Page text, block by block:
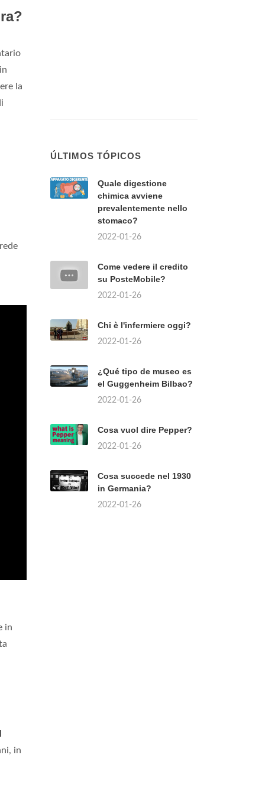
la
in
in
ÚLTIMOS TÓPICOS
Quale digestione
chimica avviene
prevalentemente nello
stomaco?
2022-01-26
Come vedere il credito
su PosteMobile?
2022-01-26
Chi è l'infermiere oggi?
2022-01-26
¿Qué tipo de museo es
el Guggenheim Bilbao?
2022-01-26
Cosa vuol dire Pepper?
2022-01-26
Cosa succede nel 1930
in Germania?
2022-01-26